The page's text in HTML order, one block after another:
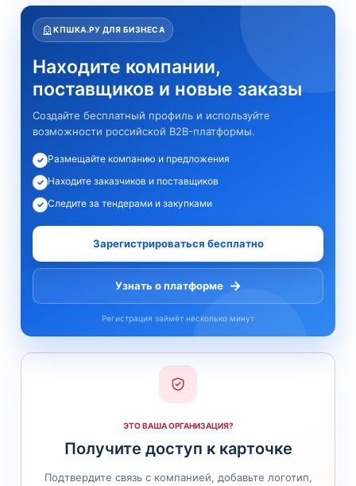
КПШКА.РУ ДЛЯ БИЗНЕСА
Находите компании,
поставщиков и новые заказы
Создайте бесплатный профиль и используйте
возможности российской B2B-платформы.
✓ Размещайте компанию и предложения
✓ Находите заказчиков и поставщиков
✓ Следите за тендерами и закупками
Зарегистрироваться бесплатно
Узнать о платформе →
Регистрация займёт несколько минут
ЭТО ВАША ОРГАНИЗАЦИЯ?
Получите доступ к карточке
Подтвердите связь с компанией, добавьте логотип,